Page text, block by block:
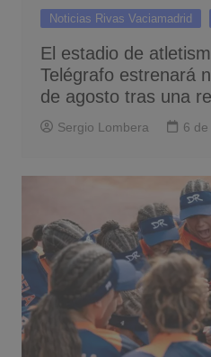
Noticias Rivas Vaciamadrid
El estadio de
Telégrafo estrenará
de agosto tras una
Sergio Lombera 6